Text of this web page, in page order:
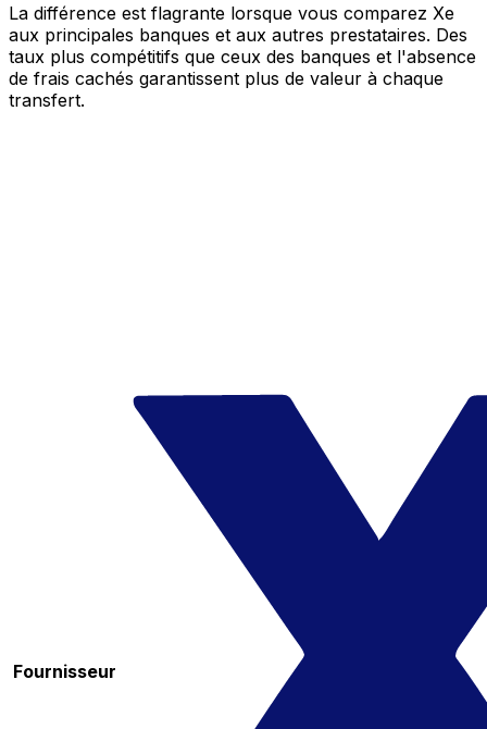
La différence est flagrante lorsque vous comparez Xe
aux principales banques et aux autres prestataires. Des
taux plus compétitifs que ceux des banques et l'absence
de frais cachés garantissent plus de valeur à chaque
transfert.
Fournisseur